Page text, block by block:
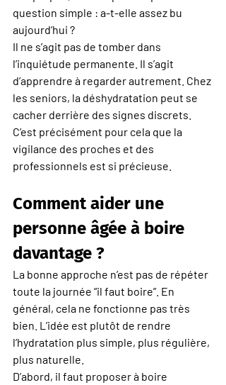
question simple : a-t-elle assez bu
aujourd’hui ?
Il ne s’agit pas de tomber dans
l’inquiétude permanente. Il s’agit
d’apprendre à regarder autrement. Chez
les seniors, la déshydratation peut se
cacher derrière des signes discrets.
C’est précisément pour cela que la
vigilance des proches et des
professionnels est si précieuse.
Comment aider une
personne âgée à boire
davantage ?
La bonne approche n’est pas de répéter
toute la journée “il faut boire”. En
général, cela ne fonctionne pas très
bien. L’idée est plutôt de rendre
l’hydratation plus simple, plus régulière,
plus naturelle.
D’abord, il faut proposer à boire